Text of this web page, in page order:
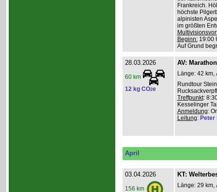
Frankreich.
höchste
alpinisten
im größten
Beginn:19:00
Auf Grund
28.03.2026
60 km
12 kg CO2e
AV:
Länge: 42 km,
Rundtour
Treffpunkt:
Kesselinger
Anmeldung:
Leitung: Peter
April
03.04.2026
156 km
KT:
Länge: 29 km,